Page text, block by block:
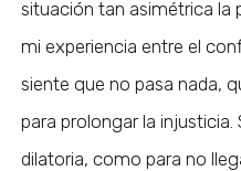
situación tan asimétrica la
mi experiencia entre el
siente que no pasa nada,
para prolongar la
dilatoria, como para no